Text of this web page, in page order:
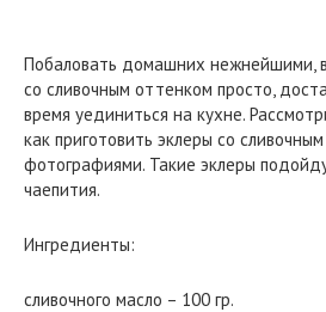
Побаловать домашних нежнейшими,
со сливочным оттенком просто,
время уединиться на кухне.
как приготовить эклеры со
фотографиями. Такие эклеры
чаепития.
Ингредиенты:
сливочного масло – 100 гр.